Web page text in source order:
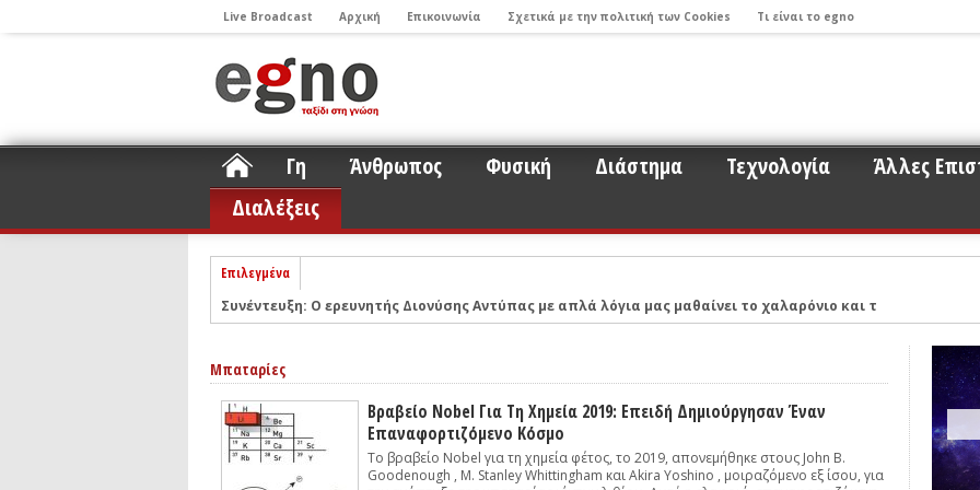
Live Broadcast Αρχική Επικοινωνία Σχετικά με την πολιτική των Cookies Τι είναι το egno
Γη Άνθρωπος Φυσική Διάστημα Τεχνολογία Άλλες
Διαλέξεις
Επιλεγμένα
Συνέντευξη: Ο ερευνητής Διονύσης Αντύπας με απλά λόγια μας μαθαίνει το χαλαρόνιο και τη σχέση του με
Podcast: Συζήτηση με τον καθηγητή Νικόλαο Στεργιούλα με αφορμή το σημαντικό εύρημα της εργασίας
Podcast: Ο Διονύσης Σιμόπουλος απαντά σε ερωτήματα για το σύμπαν και την έρευνα που σχετίζεται με
Άρθρο με αφορμή το Nobel Φυσικής του 2017: Οι βηματισμοί της Επιστήμης και η πορεία προς τον
Συνέντευξη: Το ελληνικό εκπαιδευτικό σύστημα με τα μάτια ενός νέου ερευνητή όπως ο κ. Μπάμπουλης
Μπαταρίες
Βραβείο Nobel Για Τη Χημεία 2019: Επειδή Δημιούργησαν Έναν
Επαναφορτιζόμενο Κόσμο
Το βραβείο Nobel για τη χημεία φέτος, το 2019, απονεμήθηκε στους John B.
Goodenough , M. Stanley Whittingham και Akira Yoshino , μοιραζόμενο εξ ίσου, για